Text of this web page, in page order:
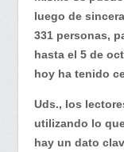
luego de
331 personas,
hasta el 5 de
hoy ha tenido
Uds., los
utilizando lo
hay un dato